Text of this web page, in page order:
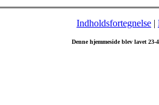
Indholdsfortegnelse |
Denne hjemmeside blev lavet 23-